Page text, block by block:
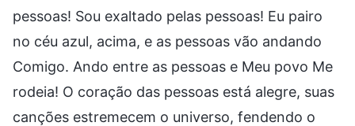
pessoas! Sou exaltado pelas pessoas! Eu pairo
no céu azul, acima, e as pessoas vão andando
Comigo. Ando entre as pessoas e Meu povo Me
rodeia! O coração das pessoas está alegre, suas
canções estremecem o universo, fendendo o